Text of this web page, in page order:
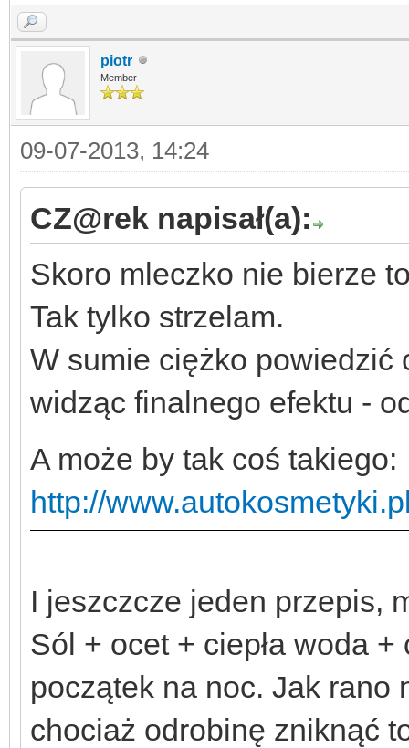
piotr
Member
09-07-2013, 14:24
CZ@rek napisał(a):
Skoro mleczko nie bierze
Tak tylko strzelam.
W sumie ciężko powiedzić
widząc finalnego efektu -
A może by tak coś takiego:
http://
I jeszczcze jeden przepis,
Sól + ocet + ciepła woda
początek na noc. Jak rano
chociaż odrobinę zniknąć